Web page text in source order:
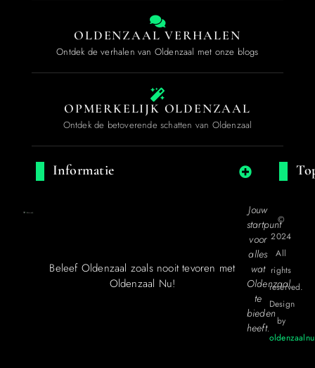
OLDENZAAL VERHALEN
Ontdek de verhalen van Oldenzaal met onze blogs
OPMERKELIJK OLDENZAAL
Ontdek de betoverende schatten van Oldenzaal
Informatie
Beleef Oldenzaal zoals nooit tevoren met
Oldenzaal Nu!
Jouw
startpunt
voor
alles
wat
Oldenzaal
te
bieden
heeft.
©
2024
All
rights
reserved.
Design
by